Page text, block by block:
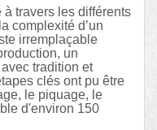
travers les différents
complexité d’un
irremplaçable
un
tradition et
clés ont pu être
le piquage, le
d'environ 150